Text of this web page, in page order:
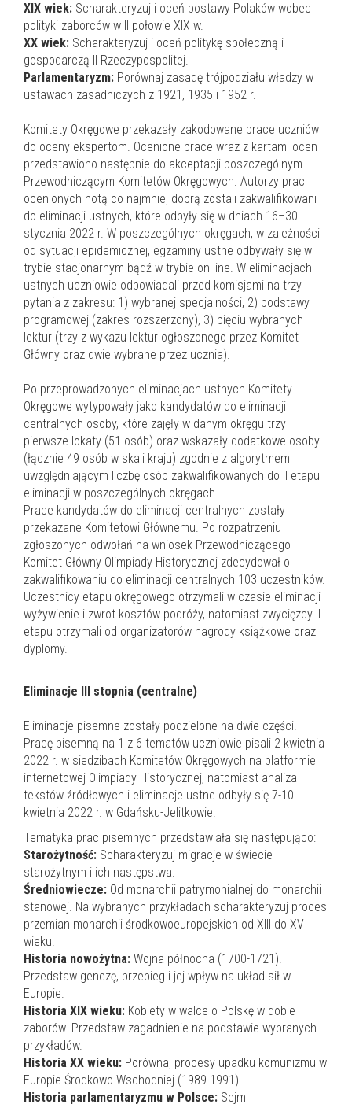
XIX wiek: Scharakteryzuj i oceń postawy Polaków wobec
polityki zaborców w II połowie XIX w.
XX wiek: Scharakteryzuj i oceń politykę społeczną i
gospodarczą II Rzeczypospolitej.
Parlamentaryzm: Porównaj zasadę trójpodziału władzy w
ustawach zasadniczych z 1921, 1935 i 1952 r.
Komitety Okręgowe przekazały zakodowane prace uczniów
do oceny ekspertom. Ocenione prace wraz z kartami ocen
przedstawiono następnie do akceptacji poszczególnym
Przewodniczącym Komitetów Okręgowych. Autorzy prac
ocenionych notą co najmniej dobrą zostali zakwalifikowani
do eliminacji ustnych, które odbyły się w dniach 16–30
stycznia 2022 r. W poszczególnych okręgach, w zależności
od sytuacji epidemicznej, egzaminy ustne odbywały się w
trybie stacjonarnym bądź w trybie on-line. W eliminacjach
ustnych uczniowie odpowiadali przed komisjami na trzy
pytania z zakresu: 1) wybranej specjalności, 2) podstawy
programowej (zakres rozszerzony), 3) pięciu wybranych
lektur (trzy z wykazu lektur ogłoszonego przez Komitet
Główny oraz dwie wybrane przez ucznia).
Po przeprowadzonych eliminacjach ustnych Komitety
Okręgowe wytypowały jako kandydatów do eliminacji
centralnych osoby, które zajęły w danym okręgu trzy
pierwsze lokaty (51 osób) oraz wskazały dodatkowe osoby
(łącznie 49 osób w skali kraju) zgodnie z algorytmem
uwzględniającym liczbę osób zakwalifikowanych do II etapu
eliminacji w poszczególnych okręgach.
Prace kandydatów do eliminacji centralnych zostały
przekazane Komitetowi Głównemu. Po rozpatrzeniu
zgłoszonych odwołań na wniosek Przewodniczącego
Komitet Główny Olimpiady Historycznej zdecydował o
zakwalifikowaniu do eliminacji centralnych 103 uczestników.
Uczestnicy etapu okręgowego otrzymali w czasie eliminacji
wyżywienie i zwrot kosztów podróży, natomiast zwycięzcy II
etapu otrzymali od organizatorów nagrody książkowe oraz
dyplomy.
Eliminacje III stopnia (centralne)
Eliminacje pisemne zostały podzielone na dwie części.
Pracę pisemną na 1 z 6 tematów uczniowie pisali 2 kwietnia
2022 r. w siedzibach Komitetów Okręgowych na platformie
internetowej Olimpiady Historycznej, natomiast analiza
tekstów źródłowych i eliminacje ustne odbyły się 7-10
kwietnia 2022 r. w Gdańsku-Jelitkowie.
Tematyka prac pisemnych przedstawiała się następująco:
Starożytność: Scharakteryzuj migracje w świecie
starożytnym i ich następstwa.
Średniowiecze: Od monarchii patrymonialnej do monarchii
stanowej. Na wybranych przykładach scharakteryzuj proces
przemian monarchii środkowoeuropejskich od XIII do XV
wieku.
Historia nowożytna: Wojna północna (1700-1721).
Przedstaw genezę, przebieg i jej wpływ na układ sił w
Europie.
Historia XIX wieku: Kobiety w walce o Polskę w dobie
zaborów. Przedstaw zagadnienie na podstawie wybranych
przykładów.
Historia XX wieku: Porównaj procesy upadku komunizmu w
Europie Środkowo-Wschodniej (1989-1991).
Historia parlamentaryzmu w Polsce: Sejm